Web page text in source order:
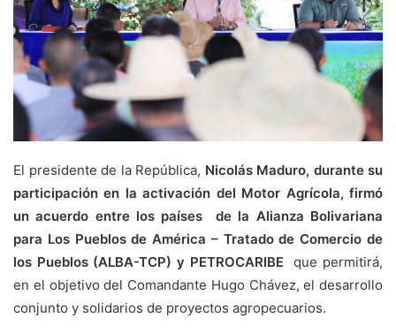
El presidente de la República, Nicolás Maduro, durante su
participación en la activación del Motor Agrícola, firmó
un acuerdo entre los países de la Alianza Bolivariana
para Los Pueblos de América – Tratado de Comercio de
los Pueblos (ALBA-TCP) y PETROCARIBE que permitirá,
en el objetivo del Comandante Hugo Chávez, el desarrollo
conjunto y solidarios de proyectos agropecuarios.